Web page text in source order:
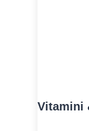
Vitamini